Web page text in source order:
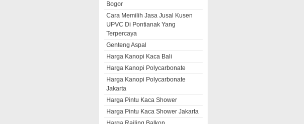
Bogor
Cara Memilih Jasa Jusal Kusen
UPVC Di Pontianak Yang
Terpercaya
Genteng Aspal
Harga Kanopi Kaca Bali
Harga Kanopi Polycarbonate
Harga Kanopi Polycarbonate
Jakarta
Harga Pintu Kaca Shower
Harga Pintu Kaca Shower Jakarta